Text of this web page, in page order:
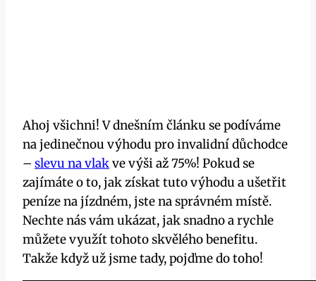
Ahoj všichni! V dnešním článku se podíváme
na jedinečnou výhodu pro invalidní důchodce
– slevu na vlakve výši až 75%! Pokud se
zajímáte o to, jak získat tuto výhodu a ušetřit
peníze na jízdném, jste na správném místě.
Nechte nás vám ukázat, jak snadno a rychle
můžete využít tohoto skvělého benefitu.
Takže když už jsme tady, pojďme do toho!